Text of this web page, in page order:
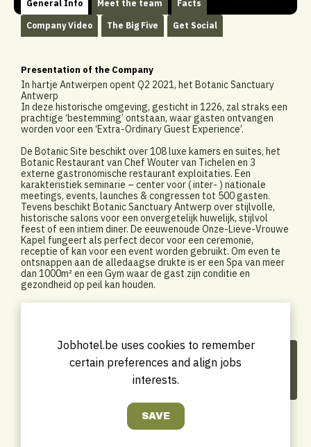
General Info Meet the team Facts
Company Video The Big Five Get Social
Presentation of the Company
In hartje Antwerpen opent Q2 2021, het Botanic Sanctuary
Antwerp
In deze historische omgeving, gesticht in 1226, zal straks een
prachtige ‘bestemming’ ontstaan, waar gasten ontvangen
worden voor een ‘Extra-Ordinary Guest Experience’.
De Botanic Site beschikt over 108 luxe kamers en suites, het
Botanic Restaurant van Chef Wouter van Tichelen en 3
externe gastronomische restaurant exploitaties. Een
karakteristiek seminarie – center voor ( inter- ) nationale
meetings, events, launches & congressen tot 500 gasten.
Tevens beschikt Botanic Sanctuary Antwerp over stijlvolle,
historische salons voor een onvergetelijk huwelijk, stijlvol
feest of een intiem diner. De eeuwenoude Onze-Lieve-Vrouwe
Kapel fungeert als perfect decor voor een ceremonie,
receptie of kan voor een event worden gebruikt. Om even te
ontsnappen aan de alledaagse drukte is er een Spa van meer
dan 1000m² en een Gym waar de gast zijn conditie en
gezondheid op peil kan houden.
Recent vacancies by Botanic
Sanctuary Antwerp *****S
Below you will find the most recent jobs for this employer.
Jobhotel.be uses cookies to remember
certain preferences and align jobs
interests.